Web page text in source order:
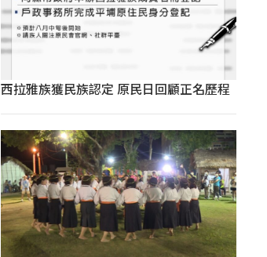
西拉雅族獲民族認定 原民日回顧正名歷程